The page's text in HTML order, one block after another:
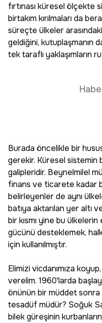
fırtınası küresel ölçekte
birtakım kırılmaları da
süreçte ülkeler
geldiğini, kutuplaşmanın
tek taraflı yaklaşımların
Burada öncelikle bir
gerekir. Küresel sistemin
galipleridir. Beynelmilel
finans ve ticarete kadar
belirleyenler de aynı
batıya aktarılan yer altı
bir kısmı yine bu
gücünü desteklemek,
için kullanılmıştır.
Elimizi vicdanımıza
verelim. 1960'larda
önünün bir müddet
tesadüf müdür? Soğuk
bilek güreşinin